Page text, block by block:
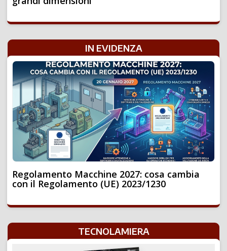
IN EVIDENZA
Regolamento Macchine 2027: cosa cambia
con il Regolamento (UE) 2023/1230
TECNOLAMIERA